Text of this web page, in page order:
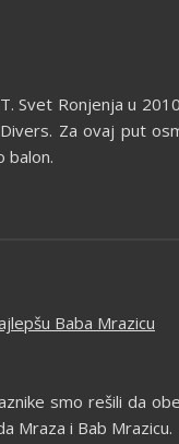
Svet Ronjenja u
Za ovaj put
balon.
Baba Mrazicu
smo rešili da
Mraza i Bab Mrazicu.